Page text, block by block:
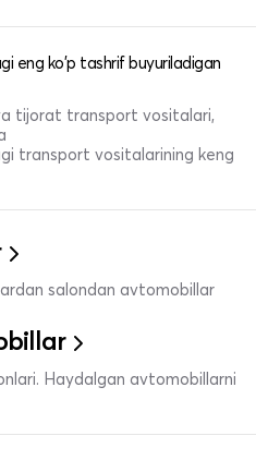
eng ko'p tashrif buyuriladigan
tijorat transport vositalari,
transport vositalarining keng
salondan avtomobillar
Haydalgan avtomobillarni